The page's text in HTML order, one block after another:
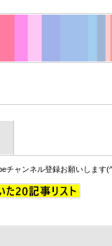
チャンネル登録お願いします